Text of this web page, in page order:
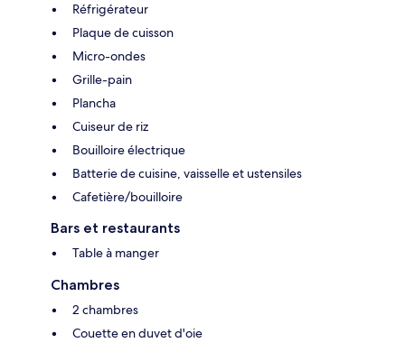
Réfrigérateur
Plaque de cuisson
Micro-ondes
Grille-pain
Plancha
Cuiseur de riz
Bouilloire électrique
Batterie de cuisine, vaisselle et ustensiles
Cafetière/bouilloire
Bars et restaurants
Table à manger
Chambres
2 chambres
Couette en duvet d'oie